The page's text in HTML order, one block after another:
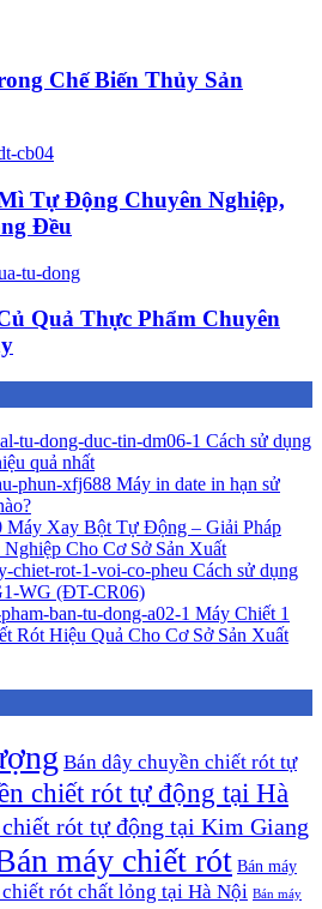
Chế Biến Thủy Sản
Tự Động Chuyên Nghiệp,
Đều
Quả Thực Phẩm Chuyên
Cách sử dụng
quả nhất
Máy in date in hạn sử
Máy Xay Bột Tự Động – Giải Pháp
Cho Cơ Sở Sản Xuất
Cách sử dụng
WG (ĐT-CR06)
Máy Chiết 1
Rót Hiệu Quả Cho Cơ Sở Sản Xuất
Bán dây chuyền chiết rót tự
chiết rót tự động tại Hà
rót tự động tại Kim Giang
máy chiết rót Bán máy
rót chất lỏng tại Hà Nội Bán máy